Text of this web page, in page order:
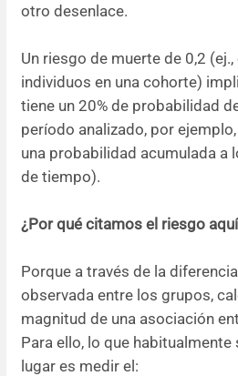
otro desenlace.
Un riesgo de muerte de 0,2
individuos en una cohorte)
tiene un 20% de probabilidad
período analizado, por
una probabilidad acumulada a
de tiempo).
¿Por qué citamos el riesgo
Porque a través de la
observada entre los grupos,
magnitud de una asociación
Para ello, lo que habitualmente
lugar es medir el: